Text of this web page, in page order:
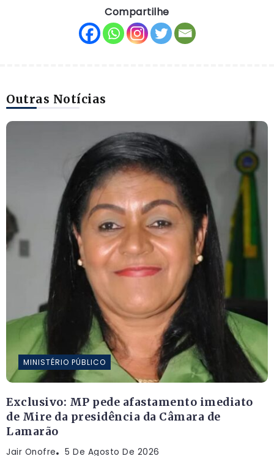
Compartilhe
Outras Notícias
MINISTÉRIO PÚBLICO
Exclusivo: MP pede afastamento imediato
de Mire da presidência da Câmara de
Lamarão
Jair Onofre 5 De Agosto De 2026